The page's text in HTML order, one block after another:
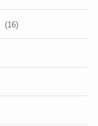
(16)